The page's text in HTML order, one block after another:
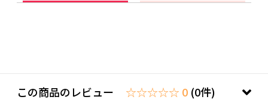
この商品のレビュー ☆☆☆☆☆ 0 (0件)